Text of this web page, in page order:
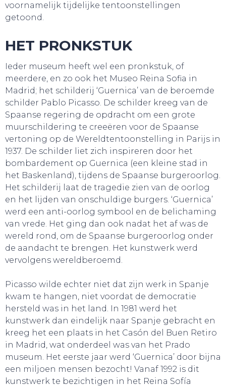
SLAAP LEKKER!
voornamelijk tijdelijke tentoonstellingen
getoond.
HET PRONKSTUK
Ieder museum heeft wel een pronkstuk, of
meerdere, en zo ook het Museo Reina Sofia in
Madrid; het schilderij ‘Guernica’ van de beroemde
schilder Pablo Picasso. De schilder kreeg van de
Spaanse regering de opdracht om een grote
muurschildering te creeëren voor de Spaanse
vertoning op de Wereldtentoonstelling in Parijs in
1937. De schilder liet zich inspireren door het
bombardement op Guernica (een kleine stad in
het Baskenland), tijdens de Spaanse burgeroorlog.
Het schilderij laat de tragedie zien van de oorlog
en het lijden van onschuldige burgers. ‘Guernica’
werd een anti-oorlog symbool en de belichaming
van vrede. Het ging dan ook nadat het af was de
wereld rond, om de Spaanse burgeroorlog onder
de aandacht te brengen. Het kunstwerk werd
vervolgens wereldberoemd.
Picasso wilde echter niet dat zijn werk in Spanje
kwam te hangen, niet voordat de democratie
hersteld was in het land. In 1981 werd het
kunstwerk dan eindelijk naar Spanje gebracht en
kreeg het een plaats in het Casón del Buen Retiro
in Madrid, wat onderdeel was van het Prado
museum. Het eerste jaar werd ‘Guernica’ door bijna
een miljoen mensen bezocht! Vanaf 1992 is dit
kunstwerk te bezichtigen in het Reina Sofía